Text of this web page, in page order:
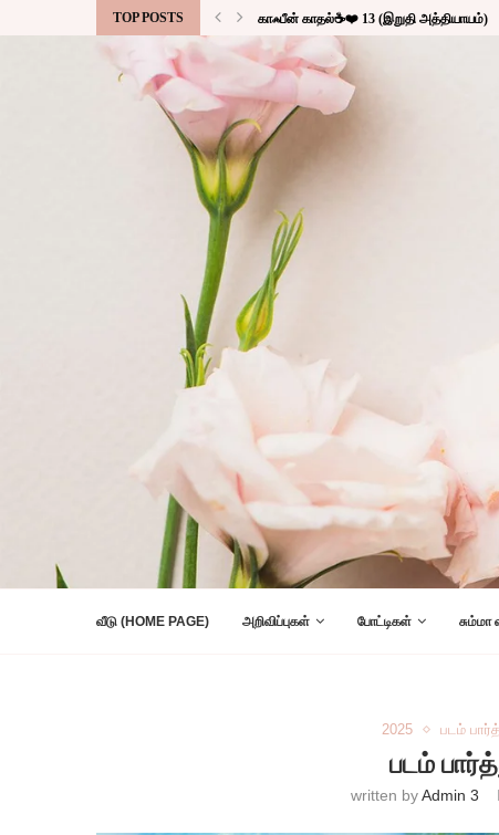
TOP POSTS காஃபீன் காதல்☕❤️ 13 (இறுதி அத்தியாயம்)
வீடு (HOME PAGE) அறிவிப்புகள் போட்டிகள் சும்மா
2025 படம்
படம்
written byAdmin 3